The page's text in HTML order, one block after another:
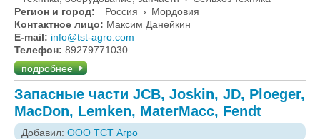
Регион и город:
Россия › Мордовия
Контактное лицо: Максим Данейкин
E-mail: info@tst-agro.com
Телефон: 89279771030
подробнее
Запасные части JCB, Joskin, JD, Ploeger,
MacDon, Lemken, MaterMacc, Fendt
Добавил: ООО ТСТ Агро